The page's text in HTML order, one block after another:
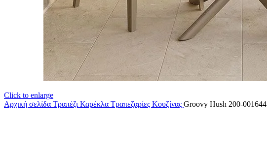
Click to enlarge
Αρχική σελίδα Τραπέζι Καρέκλα Τραπεζαρίες Κουζίνας Groovy Hush 200-001644